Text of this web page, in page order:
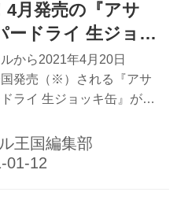
ヒオリオン ザ・ドラフ
キ』『アサヒ ビアリ
スーパードライ」も対象
み方の多様性を広げるため
ドリンキング」 「責任あ
進し、飲む人も飲まない
尊重し合える社会の実現
めに「スマートドリンキン
4月発売の『アサ
ードライ 生ジョ
はフタを開けた
ッキのようにその
る”フルオープン
から2021年4月20日
国発売（※）される『アサ
ライ 生ジョッキ缶』が話
る。同商品は開栓すると
が自然発生して、お店の
むような樽生ビールの味
王国編集部